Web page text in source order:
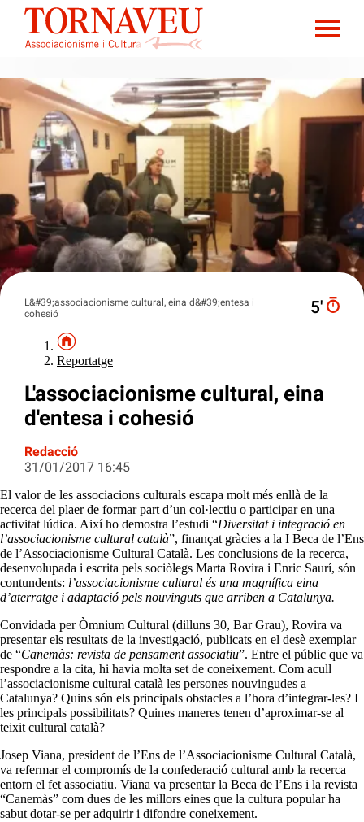
L&#39;associacionisme cultural, eina d&#39;entesa i
cohesió
5′
Reportatge
L'associacionisme cultural, eina
d'entesa i cohesió
Redacció
31/01/2017 16:45
El valor de les associacions culturals escapa molt més enllà de la
recerca del plaer de formar part d’un col·lectiu o participar en una
activitat lúdica. Així ho demostra l’estudi “Diversitat i integració en
l’associacionisme cultural català”, finançat gràcies a la I Beca de l’Ens
de l’Associacionisme Cultural Català. Les conclusions de la recerca,
desenvolupada i escrita pels sociòlegs Marta Rovira i Enric Saurí, són
contundents: l’associacionisme cultural és una magnífica eina
d’aterratge i adaptació pels nouvinguts que arriben a Catalunya.
Convidada per Òmnium Cultural (dilluns 30, Bar Grau), Rovira va
presentar els resultats de la investigació, publicats en el desè exemplar
de “Canemàs: revista de pensament associatiu”. Entre el públic que va
respondre a la cita, hi havia molta set de coneixement. Com acull
l’associacionisme cultural català les persones nouvingudes a
Catalunya? Quins són els principals obstacles a l’hora d’integrar-les? I
les principals possibilitats? Quines maneres tenen d’aproximar-se al
teixit cultural català?
Josep Viana, president de l’Ens de l’Associacionisme Cultural Català,
va refermar el compromís de la confederació cultural amb la recerca
entorn el fet associatiu. Viana va presentar la Beca de l’Ens i la revista
“Canemàs” com dues de les millors eines que la cultura popular ha
sabut dotar-se per adquirir i difondre coneixement.